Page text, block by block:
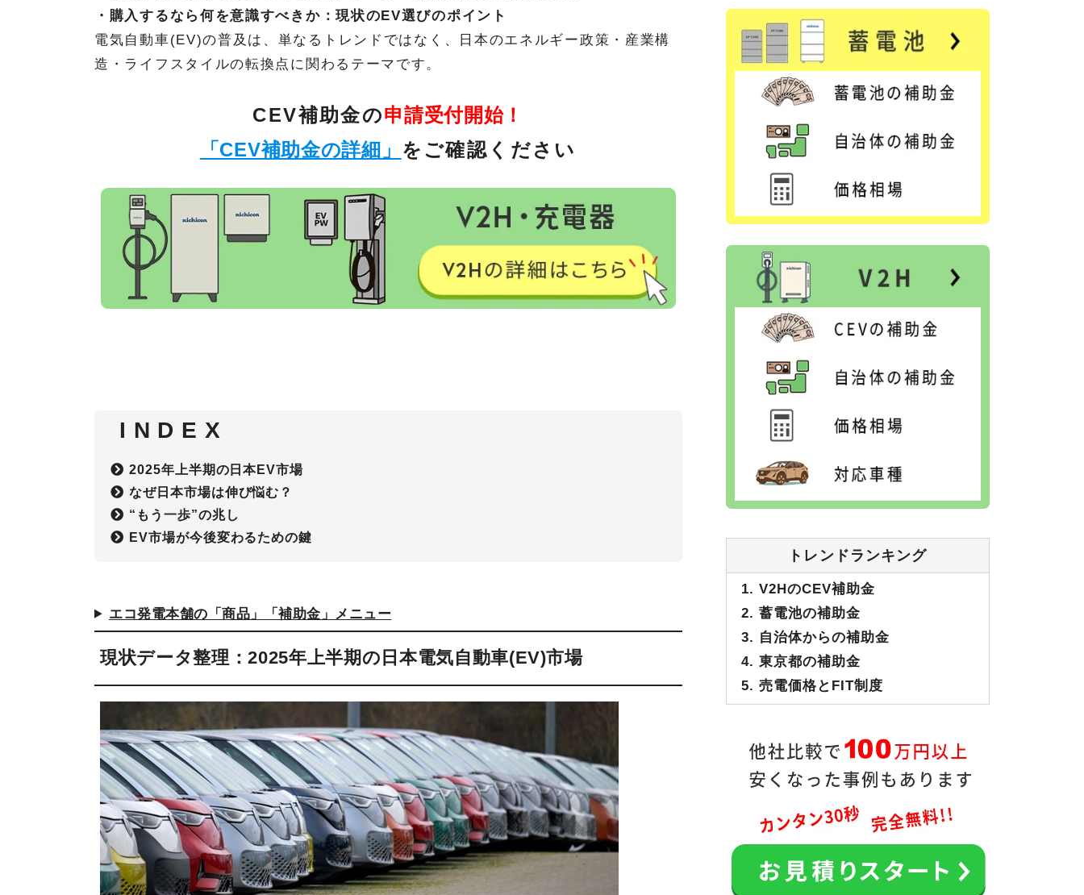
・購入するなら何を意識すべきか：現状のEV選びのポイント
電気自動車(EV)の普及は、単なるトレンドではなく、日本のエネルギー政策・産業構
造・ライフスタイルの転換点に関わるテーマです。
CEV補助金の申請受付開始！
「CEV補助金の詳細」 をご確認ください
I N D E X
2025年上半期の日本EV市場
なぜ日本市場は伸び悩む？
“もう一歩”の兆し
EV市場が今後変わるための鍵
エコ発電本舗の「商品」「補助金」メニュー
現状データ整理：2025年上半期の日本電気自動車(EV)市場
トレンドランキング
1. V2HのCEV補助金
2. 蓄電池の補助金
3. 自治体からの補助金
4. 東京都の補助金
5. 売電価格とFIT制度